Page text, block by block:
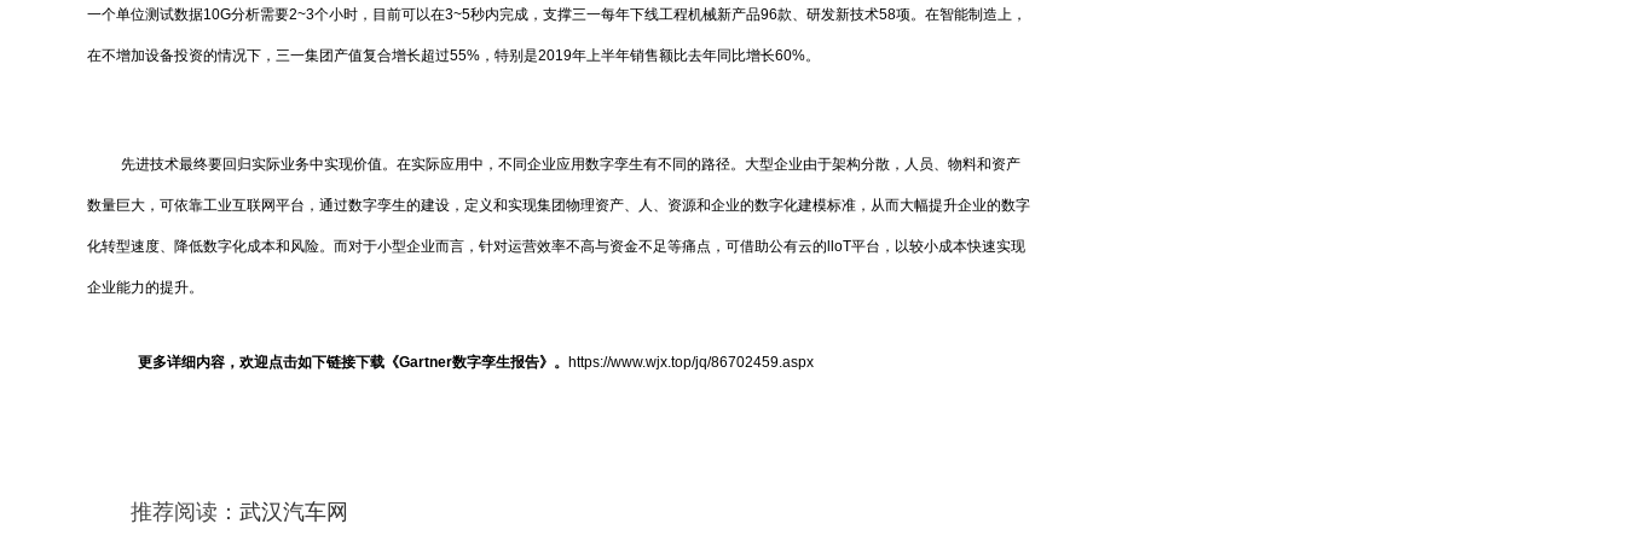
一个单位测试数据10G分析需要2~3个小时，目前可以在3~5秒内完成，支撑三一每年下线工程机械新产品96款、研发新技术58项。在智能制造上，
在不增加设备投资的情况下，三一集团产值复合增长超过55%，特别是2019年上半年销售额比去年同比增长60%。
先进技术最终要回归实际业务中实现价值。在实际应用中，不同企业应用数字孪生有不同的路径。大型企业由于架构分散，人员、物料和资产
数量巨大，可依靠工业互联网平台，通过数字孪生的建设，定义和实现集团物理资产、人、资源和企业的数字化建模标准，从而大幅提升企业的数字
化转型速度、降低数字化成本和风险。而对于小型企业而言，针对运营效率不高与资金不足等痛点，可借助公有云的lloT平台，以较小成本快速实现
企业能力的提升。
更多详细内容，欢迎点击如下链接下载《Gartner数字孪生报告》。 https://www.wjx.top/jq/86702459.aspx
推荐阅读： 武汉汽车网